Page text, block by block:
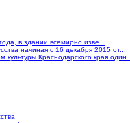
в здании всемирно изве...
начиная с 16 декабря 2015 от...
Краснодарского края один...